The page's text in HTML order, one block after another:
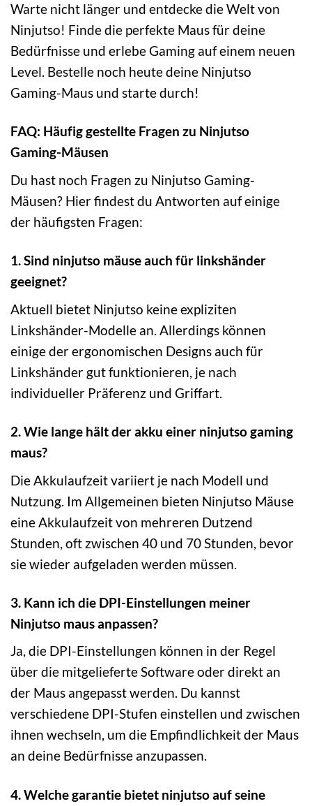
Warte nicht länger und entdecke die Welt von
Ninjutso! Finde die perfekte Maus für deine
Bedürfnisse und erlebe Gaming auf einem neuen
Level. Bestelle noch heute deine Ninjutso
Gaming-Maus und starte durch!
FAQ: Häufig gestellte Fragen zu Ninjutso
Gaming-Mäusen
Du hast noch Fragen zu Ninjutso Gaming-
Mäusen? Hier findest du Antworten auf einige
der häufigsten Fragen:
1. Sind ninjutso mäuse auch für linkshänder
geeignet?
Aktuell bietet Ninjutso keine expliziten
Linkshänder-Modelle an. Allerdings können
einige der ergonomischen Designs auch für
Linkshänder gut funktionieren, je nach
individueller Präferenz und Griffart.
2. Wie lange hält der akku einer ninjutso gaming
maus?
Die Akkulaufzeit variiert je nach Modell und
Nutzung. Im Allgemeinen bieten Ninjutso Mäuse
eine Akkulaufzeit von mehreren Dutzend
Stunden, oft zwischen 40 und 70 Stunden, bevor
sie wieder aufgeladen werden müssen.
3. Kann ich die DPI-Einstellungen meiner
Ninjutso maus anpassen?
Ja, die DPI-Einstellungen können in der Regel
über die mitgelieferte Software oder direkt an
der Maus angepasst werden. Du kannst
verschiedene DPI-Stufen einstellen und zwischen
ihnen wechseln, um die Empfindlichkeit der Maus
an deine Bedürfnisse anzupassen.
4. Welche garantie bietet ninjutso auf seine